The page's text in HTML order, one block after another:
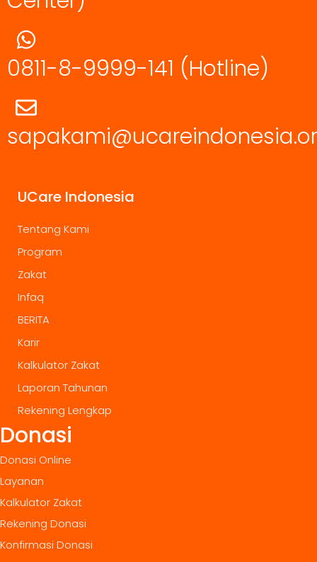
0811-8-9999-141 (Hotline)
UCare Indonesia
Tentang Kami
Program
Zakat
Infaq
BERITA
Karir
Kalkulator Zakat
Laporan Tahunan
Rekening Lengkap
Donasi
Donasi Online
Layanan
Kalkulator Zakat
Rekening Donasi
Konfirmasi Donasi